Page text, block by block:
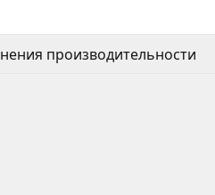
производительности